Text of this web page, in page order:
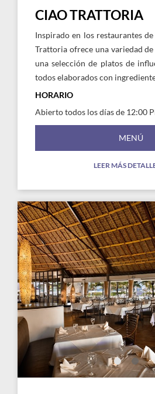
CIAO TRATTORIA
Inspirado en los restaurantes
Trattoria ofrece una variedad de
una selección de platos de
todos elaborados con
HORARIO
Abierto todos los días de 12:00
MENÚ
LEER MÁS
Link
to
Larger
Image,
Ipanema